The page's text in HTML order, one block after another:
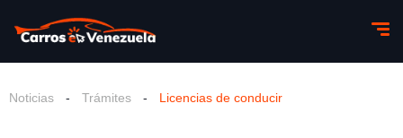
Noticias - Trámites - Licencias de conducir